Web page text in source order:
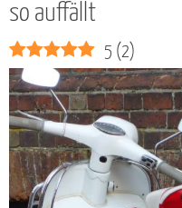
so auffällt
5 (2)